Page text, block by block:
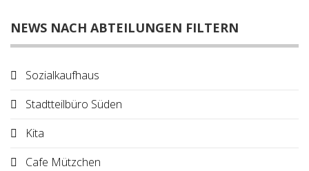
NEWS NACH ABTEILUNGEN FILTERN
Sozialkaufhaus
Stadtteilbüro Süden
Kita
Cafe Mützchen